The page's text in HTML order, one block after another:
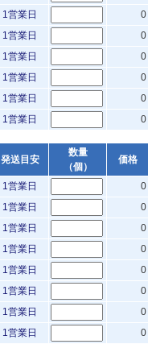
1営業日
0
1営業日
0
1営業日
0
1営業日
0
1営業日
0
1営業日 0
発送目安
数量
（個）
価格
1営業日
0
1営業日
0
1営業日
0
1営業日
0
1営業日
0
1営業日
0
1営業日
0
1営業日 0